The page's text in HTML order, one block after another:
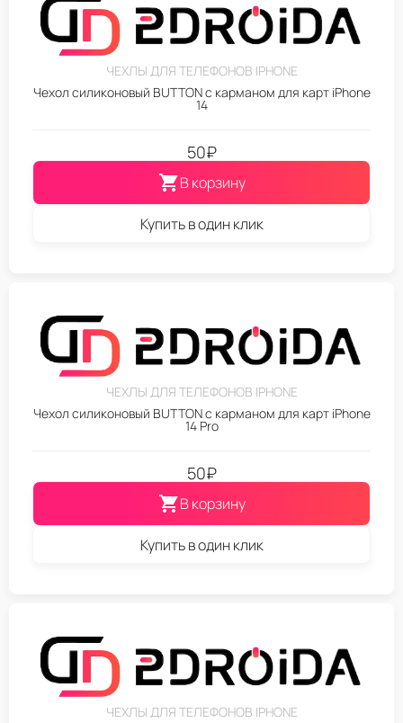
ЧЕХЛЫ ДЛЯ ТЕЛЕФОНОВ IPHONE
Чехол силиконовый BUTTON с карманом для карт iPhone
14
50₽
В корзину
Купить в один клик
ЧЕХЛЫ ДЛЯ ТЕЛЕФОНОВ IPHONE
Чехол силиконовый BUTTON с карманом для карт iPhone
14 Pro
50₽
В корзину
Купить в один клик
ЧЕХЛЫ ДЛЯ ТЕЛЕФОНОВ IPHONE